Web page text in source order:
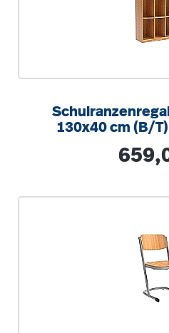
130x40 cm (B/